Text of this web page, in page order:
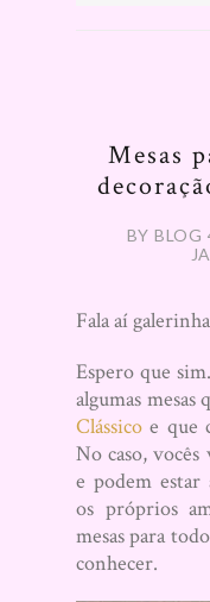
Mesas
BY BLOG
Fala aí
Espero que
algumas
Clássico e que
No caso, vocês
e podem
os próprios
mesas para
conhecer.